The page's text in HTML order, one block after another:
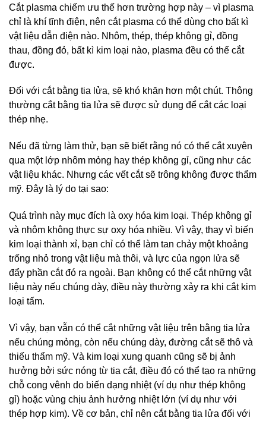
Cắt plasma chiếm ưu thế hơn trường hợp này – vì plasma
chỉ là khí tĩnh điện, nên cắt plasma có thể dùng cho bất kì
vật liệu dẫn điện nào. Nhôm, thép, thép không gỉ, đồng
thau, đồng đỏ, bất kì kim loại nào, plasma đều có thể cắt
được.
Đối với cắt bằng tia lửa, sẽ khó khăn hơn một chút. Thông
thường cắt bằng tia lửa sẽ được sử dụng để cắt các loại
thép nhẹ.
Nếu đã từng làm thử, bạn sẽ biết rằng nó có thể cắt xuyên
qua một lớp nhôm mỏng hay thép không gỉ, cũng như các
vật liệu khác. Nhưng các vết cắt sẽ trông không được thẩm
mỹ. Đây là lý do tại sao:
Quá trình này mục đích là oxy hóa kim loại. Thép không gỉ
và nhôm không thực sự oxy hóa nhiều. Vì vậy, thay vì biến
kim loại thành xỉ, bạn chỉ có thể làm tan chảy một khoảng
trống nhỏ trong vật liệu mà thôi, và lực của ngọn lửa sẽ
đẩy phần cắt đó ra ngoài. Bạn không có thể cắt những vật
liệu này nếu chúng dày, điều này thường xảy ra khi cắt kim
loại tấm.
Vì vậy, bạn vẫn có thể cắt những vật liệu trên bằng tia lửa
nếu chúng mỏng, còn nếu chúng dày, đường cắt sẽ thô và
thiếu thẩm mỹ. Và kim loại xung quanh cũng sẽ bị ảnh
hưởng bởi sức nóng từ tia cắt, điều đó có thể tạo ra những
chỗ cong vênh do biến dạng nhiệt (ví dụ như thép không
gỉ) hoặc vùng chịu ảnh hưởng nhiệt lớn (ví dụ như với
thép hợp kim). Về cơ bản, chỉ nên cắt bằng tia lửa đối với